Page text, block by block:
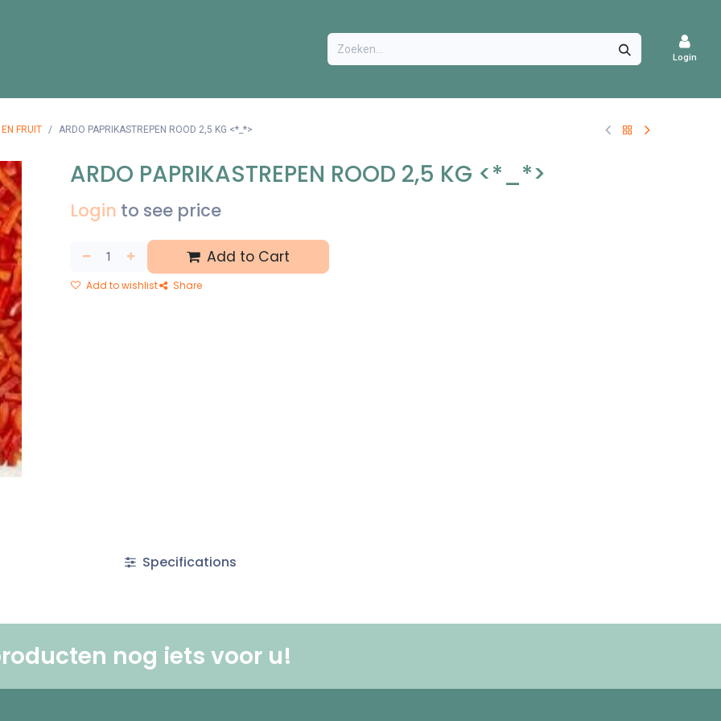
VACATURES
Login
FRUIT ARDO PAPRIKASTREPEN ROOD 2,5 KG <*_*>
ARDO PAPRIKASTREPEN ROOD 2,5 KG <*_*>
Login to see price
Add to Cart
Add to wishlist Share
Specifications
nog iets voor u!